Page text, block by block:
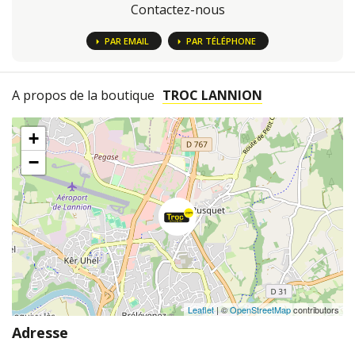
Contactez-nous
PAR EMAIL PAR TÉLÉPHONE
A propos de la boutique TROC LANNION
+
−
Leaflet| ©OpenStreetMapcontributors
Adresse